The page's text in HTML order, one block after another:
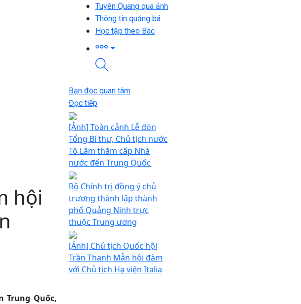
Tuyên Quang qua ảnh
Thông tin quảng bá
Học tập theo Bác
hội
Trung Quốc,
Bạn đọc quan tâm
Đọc tiếp
[Ảnh] Toàn cảnh Lễ đón
Tổng Bí thư, Chủ tịch nước
Tô Lâm thăm cấp Nhà
nước đến Trung Quốc
Bộ Chính trị đồng ý chủ
trương thành lập thành
phố Quảng Ninh trực
thuộc Trung ương
[Ảnh] Chủ tịch Quốc hội
Trần Thanh Mẫn hội đàm
với Chủ tịch Hạ viện Italia